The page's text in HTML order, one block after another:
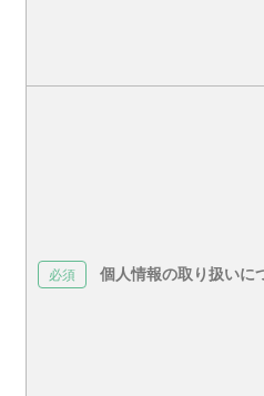
個人情報の取り扱いに